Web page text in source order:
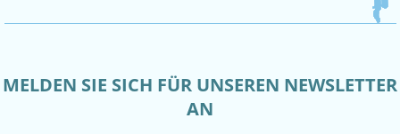
MELDEN SIE SICH FÜR UNSEREN NEWSLETTER
AN